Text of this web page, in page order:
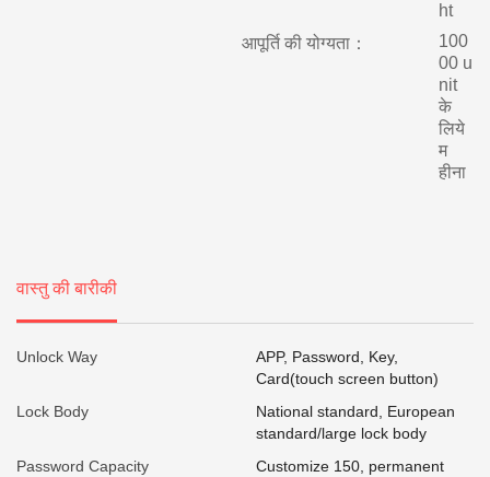
ht
आपूर्ति की योग्यता：
100
00 u
nit
के
लिये
म
हीना
वास्तु की बारीकी
Unlock Way
APP, Password, Key,
Card(touch screen button)
Lock Body
National standard, European
standard/large lock body
Password Capacity
Customize 150, permanent